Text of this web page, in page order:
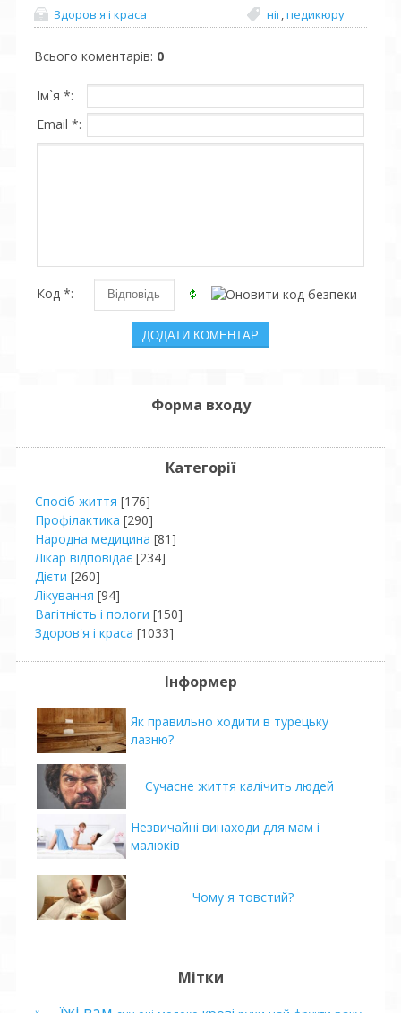
Здоров'я і краса ніг педикюру
Всього коментарів: 0
Ім`я *:
Email *:
Код *:
Форма входу
Категорії
Спосіб життя [176]
Профілактика [290]
Народна медицина [81]
Лікар відповідає [234]
Дієти [260]
Лікування [94]
Вагітність і пологи [150]
Здоров'я і краса [1033]
Інформер
Як правильно ходити в турецьку
лазню?
Сучасне життя калічить людей
Незвичайні винаходи для мам і
малюків
Чому я товстий?
Мітки